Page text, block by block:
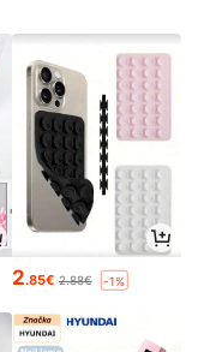
2.85€ 2.88€ -1%